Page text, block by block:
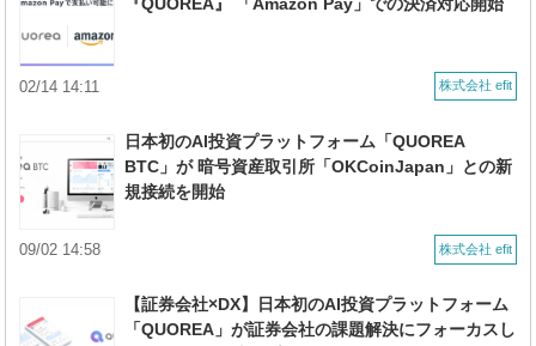
株式会社 efit
02/14 14:11
日本初のAI投資プラットフォーム「QUOREA
BTC」が 暗号資産取引所「OKCoinJapan」との新
規接続を開始
株式会社 efit
09/02 14:58
【証券会社×DX】日本初のAI投資プラットフォーム
「QUOREA」が証券会社の課題解決にフォーカスし